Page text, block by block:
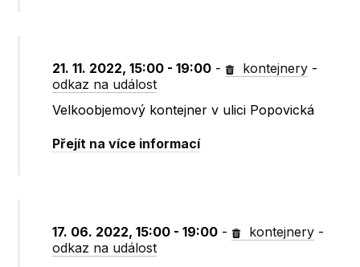
21. 11. 2022, 15:00 - 19:00 - kontejnery -
odkaz na událost
Velkoobjemový kontejner v ulici Popovická
Přejít na více informací
17. 06. 2022, 15:00 - 19:00 - kontejnery -
odkaz na událost